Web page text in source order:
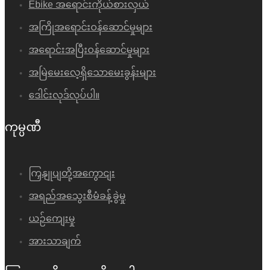
Ebike အရောင်းကိုယ်စားလှယ်
အကြိုအရောင်းဝန်ဆောင်မှုများ
အရောင်းအပြီးဝန်ဆောင်မှုများ
အမြဲမေးလေ့ရှိသောမေးခွန်းများ
ဒေါင်းလုဒ်လုပ်ပါ။
ကုမ္ပဏီ
ကြှနျုပျတို့အကွောငျး
အရည်အသွေးစီမံခန့်ခွဲမှု
ယဉ်ကျေးမှု
အားသာချက်